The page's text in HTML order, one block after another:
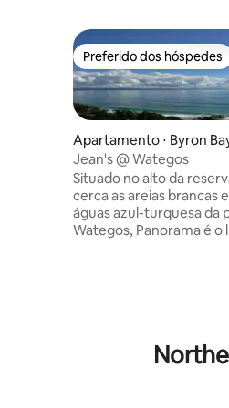
Preferido dos hóspedes
Preferido dos hóspedes
Apartamento ⋅ Byron
Jean's @ Wategos
Situado no alto da
cerca as areias brancas
águas azul-turquesa da
Wategos, Panorama é o
cozinha se abre para
de estar ao ar livre e